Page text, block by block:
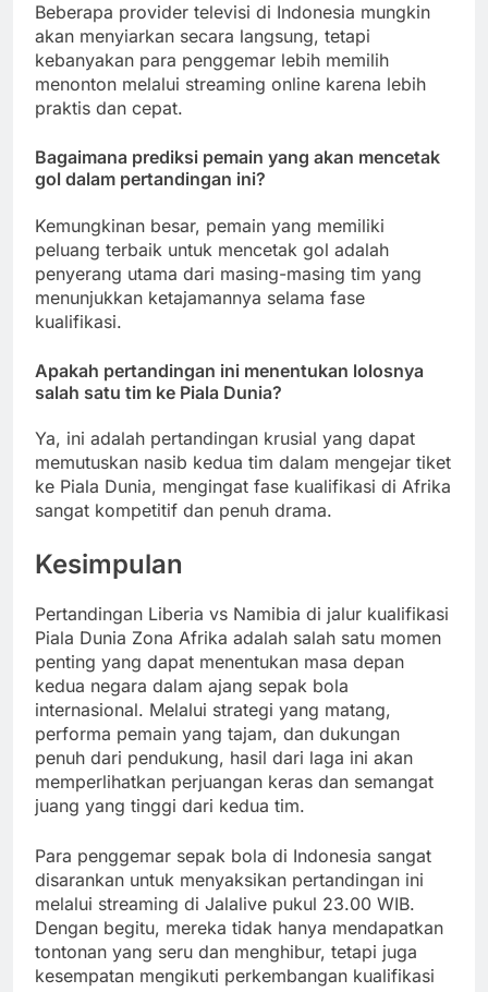
Beberapa provider televisi di Indonesia mungkin
akan menyiarkan secara langsung, tetapi
kebanyakan para penggemar lebih memilih
menonton melalui streaming online karena lebih
praktis dan cepat.
Bagaimana prediksi pemain yang akan mencetak
gol dalam pertandingan ini?
Kemungkinan besar, pemain yang memiliki
peluang terbaik untuk mencetak gol adalah
penyerang utama dari masing-masing tim yang
menunjukkan ketajamannya selama fase
kualifikasi.
Apakah pertandingan ini menentukan lolosnya
salah satu tim ke Piala Dunia?
Ya, ini adalah pertandingan krusial yang dapat
memutuskan nasib kedua tim dalam mengejar tiket
ke Piala Dunia, mengingat fase kualifikasi di Afrika
sangat kompetitif dan penuh drama.
Kesimpulan
Pertandingan Liberia vs Namibia di jalur kualifikasi
Piala Dunia Zona Afrika adalah salah satu momen
penting yang dapat menentukan masa depan
kedua negara dalam ajang sepak bola
internasional. Melalui strategi yang matang,
performa pemain yang tajam, dan dukungan
penuh dari pendukung, hasil dari laga ini akan
memperlihatkan perjuangan keras dan semangat
juang yang tinggi dari kedua tim.
Para penggemar sepak bola di Indonesia sangat
disarankan untuk menyaksikan pertandingan ini
melalui streaming di Jalalive pukul 23.00 WIB.
Dengan begitu, mereka tidak hanya mendapatkan
tontonan yang seru dan menghibur, tetapi juga
kesempatan mengikuti perkembangan kualifikasi